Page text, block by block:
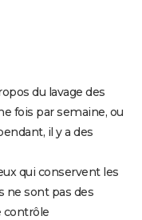
du lavage des
fois par semaine, ou
il y a des
qui conservent les
ne sont pas des
contrôle